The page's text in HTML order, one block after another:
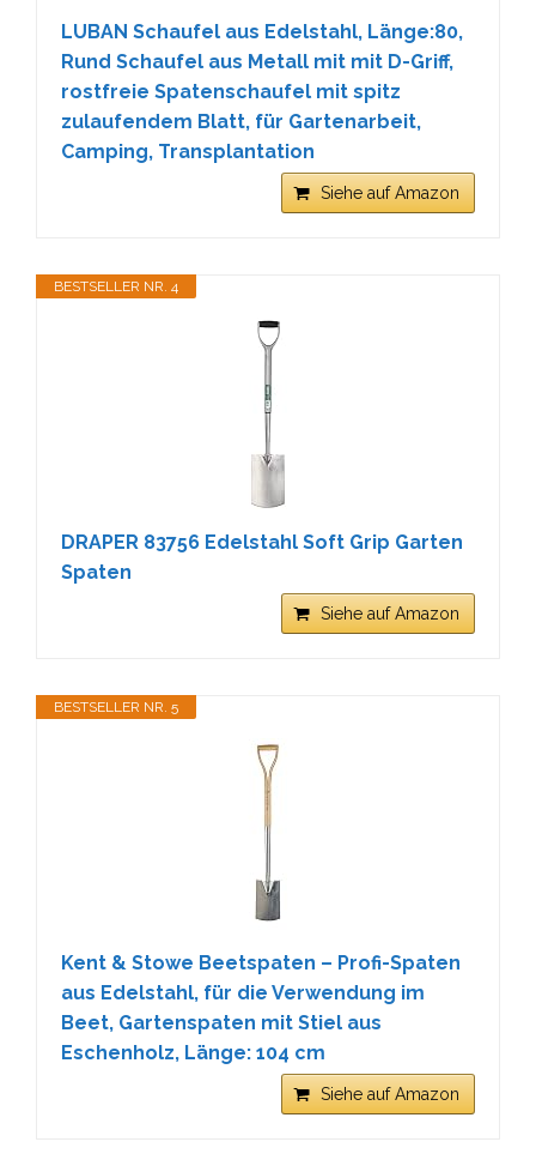
LUBAN Schaufel aus Edelstahl, Länge:80,
Rund Schaufel aus Metall mit mit D-Griff,
rostfreie Spatenschaufel mit spitz
zulaufendem Blatt, für Gartenarbeit,
Camping, Transplantation
Siehe auf Amazon
BESTSELLER NR. 4
DRAPER 83756 Edelstahl Soft Grip Garten
Spaten
Siehe auf Amazon
BESTSELLER NR. 5
Kent & Stowe Beetspaten – Profi-Spaten
aus Edelstahl, für die Verwendung im
Beet, Gartenspaten mit Stiel aus
Eschenholz, Länge: 104 cm
Siehe auf Amazon